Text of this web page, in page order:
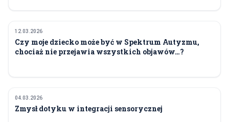
ZDROWIE
12.03.2026
Czy moje dziecko może być w Spektrum Autyzmu,
chociaż nie przejawia wszystkich objawów…?
ZDROWIE
04.03.2026
Zmysł dotyku w integracji sensorycznej